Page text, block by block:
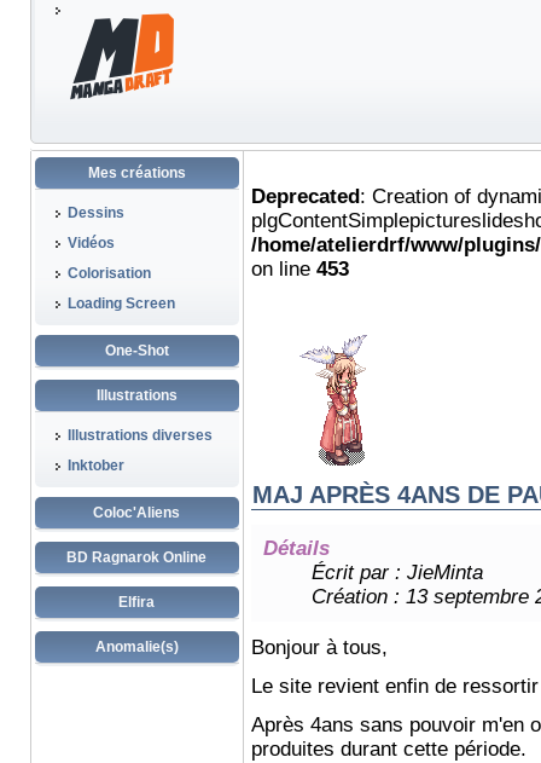
Mes créations
Dessins
Vidéos
Colorisation
Loading Screen
One-Shot
Illustrations
Illustrations diverses
Inktober
Coloc'Aliens
BD Ragnarok Online
Elfira
Anomalie(s)
Deprecated: Creation of
/home/atelierdrf/www/
on line 453
MAJ APRÈS 4ANS DE
Détails
Écrit par : JieMinta
Création : 13 septembre
Bonjour à tous,
Le site revient enfin de
Après 4ans sans pouvoir m'en
produites durant cette période.